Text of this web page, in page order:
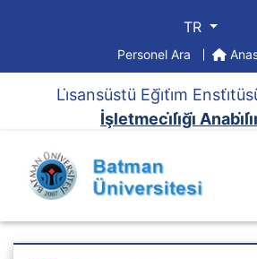
TR
Personel Ara
Li̇sansüstü Eği̇ti̇m
İşletmeci̇li̇ği̇